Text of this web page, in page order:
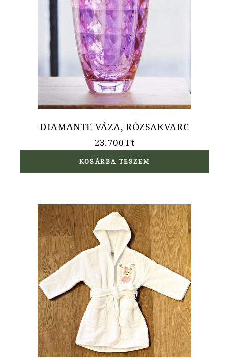
DIAMANTE VÁZA, RÓZSAKVARC
23.700Ft
KOSÁRBA TESZEM